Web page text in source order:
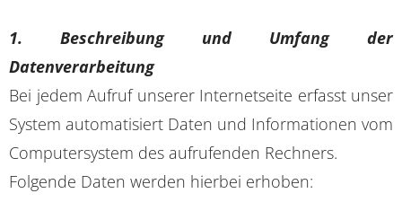
1. Beschreibung und Umfang der
Datenverarbeitung
Bei jedem Aufruf unserer Internetseite erfasst unser
System automatisiert Daten und Informationen vom
Computersystem des aufrufenden Rechners.
Folgende Daten werden hierbei erhoben: